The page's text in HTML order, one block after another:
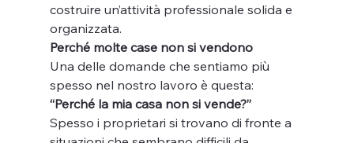
costruire un’attività professionale solida e
organizzata.
Perché molte case non si vendono
Una delle domande che sentiamo più
spesso nel nostro lavoro è questa:
“Perché la mia casa non si vende?”
Spesso i proprietari si trovano di fronte a